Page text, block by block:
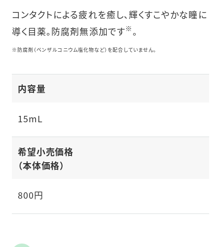
コンタクトによる疲れを癒し、輝くすこやかな瞳に
導く目薬。防腐剤無添加です※。
※防腐剤（ベンザルコニウム塩化物など）を配合していません。
内容量
15mL
希望小売価格
（本体価格）
800円